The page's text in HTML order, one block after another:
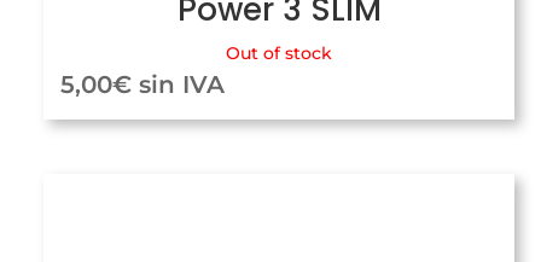
Power 3 SLIM
Out of stock
5,00€ sin IVA